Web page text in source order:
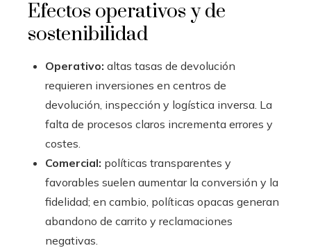
Efectos operativos y de
sostenibilidad
Operativo: altas tasas de devolución
requieren inversiones en centros de
devolución, inspección y logística inversa. La
falta de procesos claros incrementa errores y
costes.
Comercial: políticas transparentes y
favorables suelen aumentar la conversión y la
fidelidad; en cambio, políticas opacas generan
abandono de carrito y reclamaciones
negativas.